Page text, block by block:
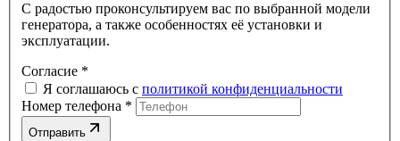
С радостью проконсультируем вас по выбранной модели
генератора, а также особенностях её установки и
эксплуатации.
Согласие *
Я соглашаюсь с политикой конфиденциальности
Номер телефона *
Отправить